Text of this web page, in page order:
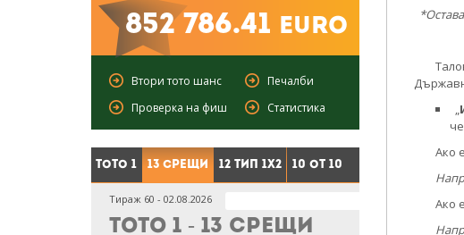
„
Ако
Ако
852 786.41 euro
Втори тото шанс
Печалби
Проверка на фиш
Статистика
Тото 1 13 срещи 12 тип 1X2 10 от 10
Тираж 60 - 02.08.2026
Тото 1 - 13 срещи